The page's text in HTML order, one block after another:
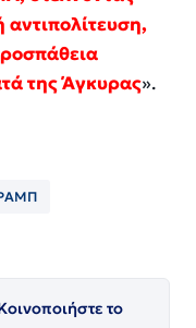
της Άγκυρας».
το